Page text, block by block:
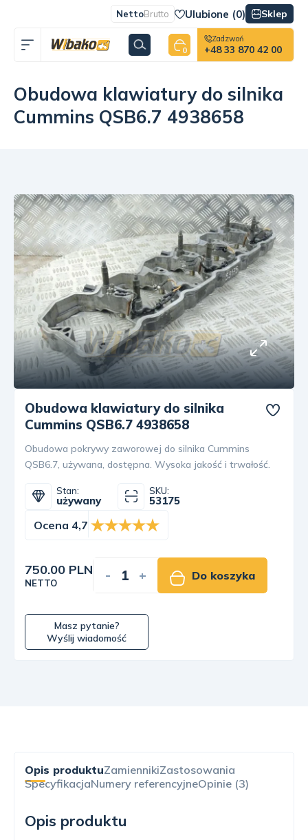
NettoBrutto Ulubione (0) Sklep
0
Zadzwoń
+48 33 870 42 00
Obudowa klawiatury do silnika
Cummins QSB6.7 4938658
Obudowa klawiatury do silnika
Cummins QSB6.7 4938658
Obudowa pokrywy zaworowej do silnika Cummins
QSB6.7, używana, dostępna. Wysoka jakość i trwałość.
Stan:
używany
SKU:
53175
Ocena 4,7
750.00 PLN
NETTO - + Do koszyka
Masz pytanie?
Wyślij wiadomość
Opis produktuZamiennikiZastosowania
SpecyfikacjaNumery referencyjneOpinie (3)
Opis produktu